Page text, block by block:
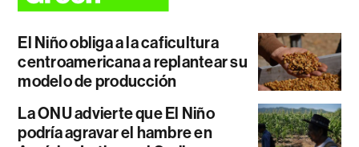
El Niño obliga a la caficultura
centroamericana a replantear su
modelo de producción
La ONU advierte que El Niño
podría agravar el hambre en